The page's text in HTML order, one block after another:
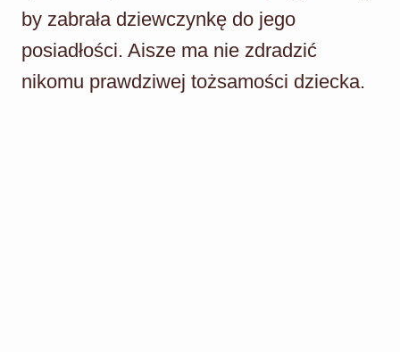
by zabrała dziewczynkę do jego
posiadłości. Aisze ma nie zdradzić
nikomu prawdziwej tożsamości dziecka.